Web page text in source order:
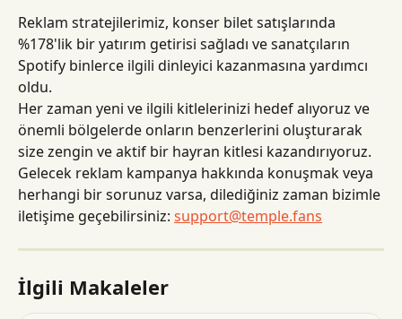
Reklam stratejilerimiz, konser bilet satışlarında
%178'lik bir yatırım getirisi sağladı ve sanatçıların
Spotify binlerce ilgili dinleyici kazanmasına yardımcı
oldu.
Her zaman yeni ve ilgili kitlelerinizi hedef alıyoruz ve
önemli bölgelerde onların benzerlerini oluşturarak
size zengin ve aktif bir hayran kitlesi kazandırıyoruz.
Gelecek reklam kampanya hakkında konuşmak veya
herhangi bir sorunuz varsa, dilediğiniz zaman bizimle
iletişime geçebilirsiniz: support@temple.fans
İlgili Makaleler